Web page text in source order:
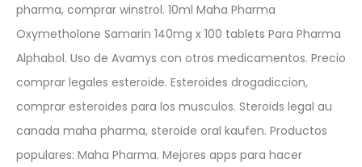
pharma, comprar winstrol. 10ml Maha Pharma
Oxymetholone Samarin 140mg x 100 tablets Para Pharma
Alphabol. Uso de Avamys con otros medicamentos. Precio
comprar legales esteroide. Esteroides drogadiccion,
comprar esteroides para los musculos. Steroids legal au
canada maha pharma, steroide oral kaufen. Productos
populares: Maha Pharma. Mejores apps para hacer